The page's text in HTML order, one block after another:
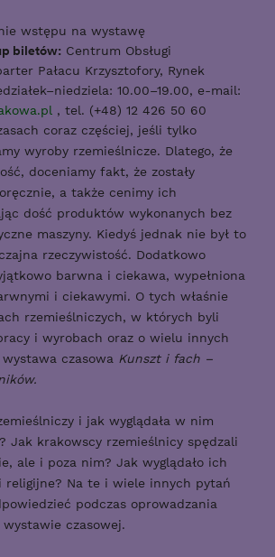
wstępu na wystawę
biletów: Centrum Obsługi
Pałacu Krzysztofory, Rynek
10.00–19.00, e-mail:
, tel. (+48) 12 426 50 60
coraz częściej, jeśli tylko
wyroby rzemieślnicze. Dlatego, że
doceniamy fakt, że zostały
a także cenimy ich
dość produktów wykonanych bez
maszyny. Kiedyś jednak nie był to
rzeczywistość. Dodatkowo
barwna i ciekawa, wypełniona
i ciekawymi. O tych właśnie
rzemieślniczych, w których byli
i wyrobach oraz o wielu innych
czasowa Kunszt i fach –
i jak wyglądała w nim
Jak krakowscy rzemieślnicy spędzali
ale i poza nim? Jak wyglądało ich
religijne? Na te i wiele innych pytań
podczas oprowadzania
czasowej.